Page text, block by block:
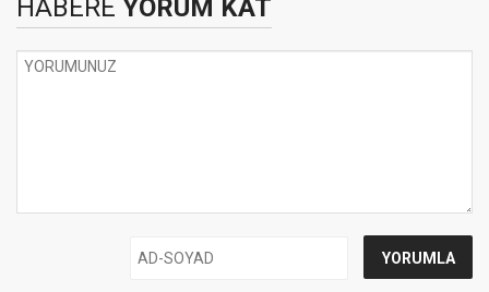
HABERE YORUM KAT